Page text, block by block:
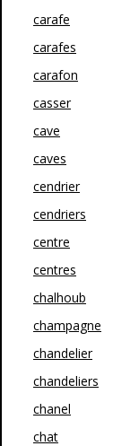
carafe
carafes
carafon
casser
cave
caves
cendrier
cendriers
centre
centres
chalhoub
champagne
chandelier
chandeliers
chanel
chat